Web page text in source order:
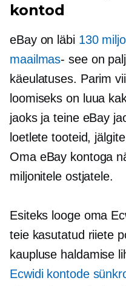
kontod
eBay on läbi 130
maailmas- see on
käeulatuses. Parim
loomiseks on luua
jaoks ja teine ​​eBay
loetlete tooteid,
Oma eBay kontoga
miljonitele ostjatele.
Esiteks looge oma
teie kasutatud riiete
kaupluse haldamise
Ecwidi kontode